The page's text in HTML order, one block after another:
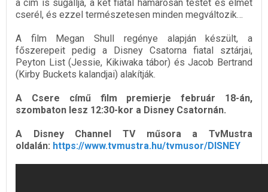
a cím is sugallja, a két fiatal hamarosan testet és elmét
cserél, és ezzel természetesen minden megváltozik…
A film Megan Shull regénye alapján készült, a
főszerepeit pedig a Disney Csatorna fiatal sztárjai,
Peyton List (Jessie, Kikiwaka tábor) és Jacob Bertrand
(Kirby Buckets kalandjai) alakítják.
A Csere című film premierje február 18-án,
szombaton lesz 12:30-kor a Disney Csatornán.
A Disney Channel TV műsora a TvMustra
oldalán: https://www.tvmustra.hu/tvmusor/DISNEY